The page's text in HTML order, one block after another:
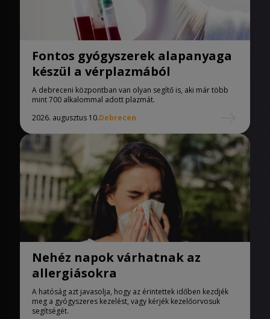
Fontos gyógyszerek alapanyaga
készül a vérplazmából
A debreceni központban van olyan segítő is, aki már több
mint 700 alkalommal adott plazmát.
2026. augusztus 10.Debrecen
Nehéz napok várhatnak az
allergiásokra
A hatóság azt javasolja, hogy az érintettek időben kezdjék
meg a gyógyszeres kezelést, vagy kérjék kezelőorvosuk
segítségét.